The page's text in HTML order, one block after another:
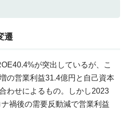
遷
が突出しているが、こ
の営業利益31.4億円と自己資本
わせによるもの。しかし2023
禍後の需要反動減で営業利益